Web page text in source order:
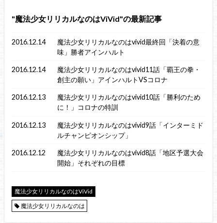
魔法少女リリカルなのはViVid の最新記事
2016.12.14
魔法少女リリカルなのはvivid最終回「決着の意
味」勝者アインハルト
2016.12.14
魔法少女リリカルなのはvivid11話「覇王の拳・
創主の願い」アインハルトVSコロナ
2016.12.13
魔法少女リリカルなのはvivid10話「勝利のため
に！」コロナの特訓
2016.12.13
魔法少女リリカルなのはvivid9話「インターミド
ルチャンピオンシップ」
2016.12.12
魔法少女リリカルなのはvivid8話「地区予選大会
開始」それぞれの目標
魔法少女リリカルなのはViVid
魔法少女リリカルなのは